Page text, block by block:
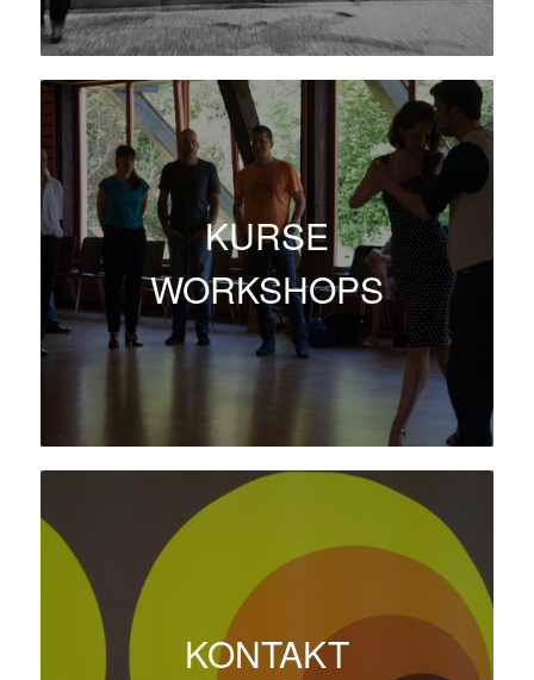
KURSE
WORKSHOPS
KONTAKT